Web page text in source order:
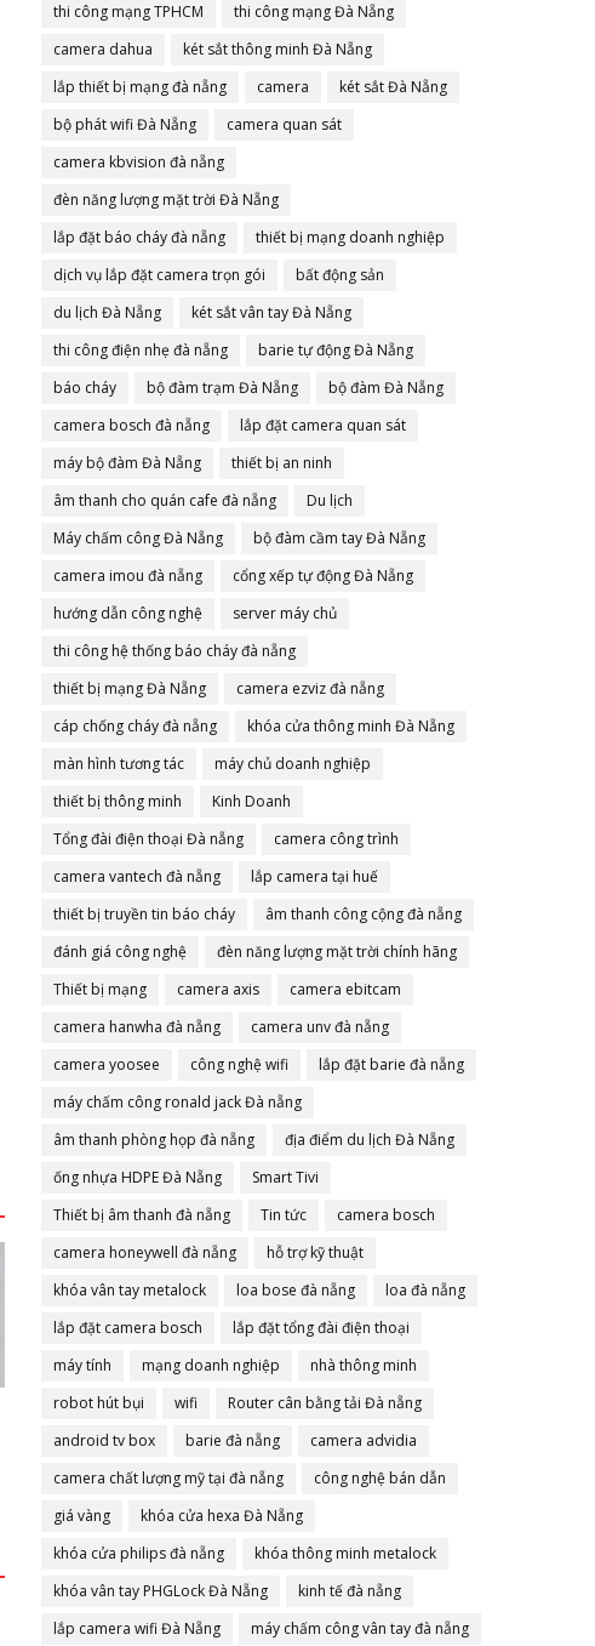
thi công mạng TPHCM
thi công mạng Đà Nẵng
camera dahua
két sắt thông minh Đà Nẵng
lắp thiết bị mạng đà nẵng
camera
két sắt Đà Nẵng
bộ phát wifi Đà Nẵng
camera quan sát
camera kbvision đà nẵng
đèn năng lượng mặt trời Đà Nẵng
lắp đặt báo cháy đà nẵng
thiết bị mạng doanh nghiệp
dịch vụ lắp đặt camera trọn gói
bất động sản
du lịch Đà Nẵng
két sắt vân tay Đà Nẵng
thi công điện nhẹ đà nẵng
barie tự động Đà Nẵng
báo cháy
bộ đàm trạm Đà Nẵng
bộ đàm Đà Nẵng
camera bosch đà nẵng
lắp đặt camera quan sát
máy bộ đàm Đà Nẵng
thiết bị an ninh
âm thanh cho quán cafe đà nẵng
Du lịch
Máy chấm công Đà Nẵng
bộ đàm cầm tay Đà Nẵng
camera imou đà nẵng
cổng xếp tự động Đà Nẵng
hướng dẫn công nghệ
server máy chủ
thi công hệ thống báo cháy đà nẵng
thiết bị mạng Đà Nẵng
camera ezviz đà nẵng
cáp chống cháy đà nẵng
khóa cửa thông minh Đà Nẵng
màn hình tương tác
máy chủ doanh nghiệp
thiết bị thông minh
Kinh Doanh
Tổng đài điện thoại Đà nẵng
camera công trình
camera vantech đà nẵng
lắp camera tại huế
thiết bị truyền tin báo cháy
âm thanh công cộng đà nẵng
đánh giá công nghệ
đèn năng lượng mặt trời chính hãng
Thiết bị mạng
camera axis
camera ebitcam
camera hanwha đà nẵng
camera unv đà nẵng
camera yoosee
công nghệ wifi
lắp đặt barie đà nẵng
máy chấm công ronald jack Đà nẵng
âm thanh phòng họp đà nẵng
địa điểm du lịch Đà Nẵng
ống nhựa HDPE Đà Nẵng
Smart Tivi
Thiết bị âm thanh đà nẵng
Tin tức
camera bosch
camera honeywell đà nẵng
hỗ trợ kỹ thuật
khóa vân tay metalock
loa bose đà nẵng
loa đà nẵng
lắp đặt camera bosch
lắp đặt tổng đài điện thoại
máy tính
mạng doanh nghiệp
nhà thông minh
robot hút bụi
wifi
Router cân bằng tải Đà nẵng
android tv box
barie đà nẵng
camera advidia
camera chất lượng mỹ tại đà nẵng
công nghệ bán dẫn
giá vàng
khóa cửa hexa Đà Nẵng
khóa cửa philips đà nẵng
khóa thông minh metalock
khóa vân tay PHGLock Đà Nẵng
kinh tế đà nẵng
lắp camera wifi Đà Nẵng
máy chấm công vân tay đà nẵng